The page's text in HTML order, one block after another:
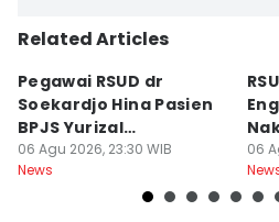
Related Articles
Pegawai RSUD dr
Soekardjo Hina Pasien
BPJS Yurizal
Mengundurkan Diri
06 Agu 2026, 23:30 WIB
News
06